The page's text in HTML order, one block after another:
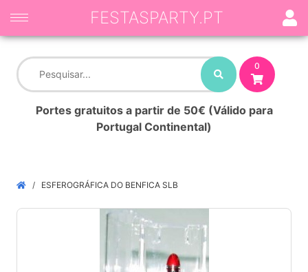
0
Portes gratuitos a partir de 50€ (Válido para
Portugal Continental)
FESTASPARTY.PT
ESFEROGRÁFICA DO BENFICA SLB